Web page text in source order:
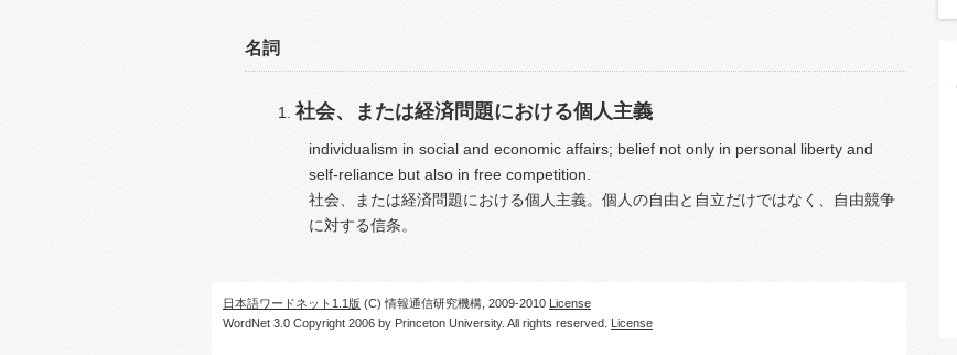
名詞
社会、または経済問題における個人主義
individualism in social and economic affairs; belief not only in personal liberty and
self-reliance but also in free competition.
社会、または経済問題における個人主義。個人の自由と自立だけではなく、自由競争
に対する信条。
日本語ワードネット1.1版 (C) 情報通信研究機構, 2009-2010 License
WordNet 3.0 Copyright 2006 by Princeton University. All rights reserved. License